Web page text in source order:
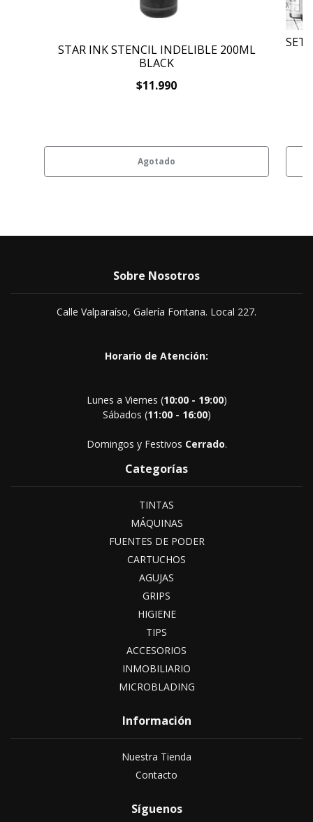
STAR INK STENCIL INDELIBLE 200ML
BLACK
$11.990
Agotado
SET
Sobre Nosotros
Calle Valparaíso, Galería Fontana. Local 227.
Horario de Atención:
Lunes a Viernes (10:00 - 19:00)
Sábados (11:00 - 16:00)
Domingos y Festivos Cerrado.
Categorías
TINTAS
MÁQUINAS
FUENTES DE PODER
CARTUCHOS
AGUJAS
GRIPS
HIGIENE
TIPS
ACCESORIOS
INMOBILIARIO
MICROBLADING
Información
Nuestra Tienda
Contacto
Síguenos